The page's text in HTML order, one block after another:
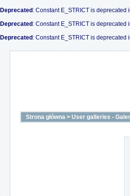
Deprecated : Constant E_STRICT is deprecated
Deprecated : Constant E_STRICT is deprecated
Deprecated : Constant E_STRICT is deprecated
Strona główna > User galleries -